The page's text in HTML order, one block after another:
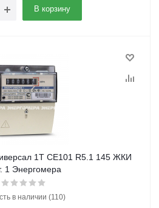
В корзину
1Т СЕ101 R5.1 145 ЖКИ
1 Энергомера
в наличии (110)